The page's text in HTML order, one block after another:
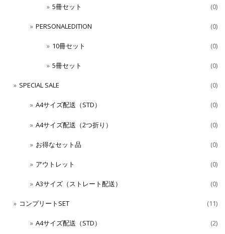
5冊セット (0)
PERSONALEDITION (0)
10冊セット (0)
5冊セット (0)
SPECIAL SALE (0)
A4サイズ配送（STD） (0)
A4サイズ配送（2つ折り） (0)
お得なセット品 (0)
アウトレット (0)
A3サイズ（ストレート配送） (0)
コンプリートSET (11)
A4サイズ配送（STD） (2)